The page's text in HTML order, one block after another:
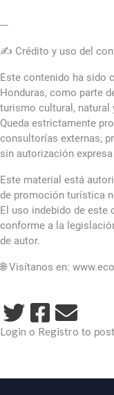
---
✍️ Crédito y uso del
Este contenido ha sido
Honduras, como parte
turismo cultural, natural
Queda estrictamente
consultorías externas,
sin autorización
Este material está
de promoción turística
El uso indebido de este
conforme a la
de autor.
🌐 Visítanos en:
Login o Registro to